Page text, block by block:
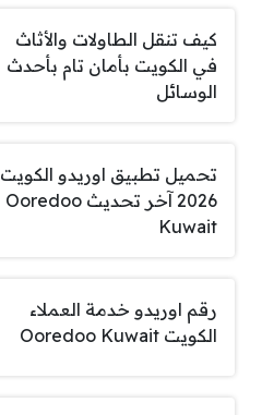
كيف تنقل الطاولات والأثاث
في الكويت بأمان تام بأحدث
الوسائل
تحميل تطبيق اوريدو الكويت
2026 آخر تحديث Ooredoo
Kuwait
رقم اوريدو خدمة العملاء
الكويت Ooredoo Kuwait